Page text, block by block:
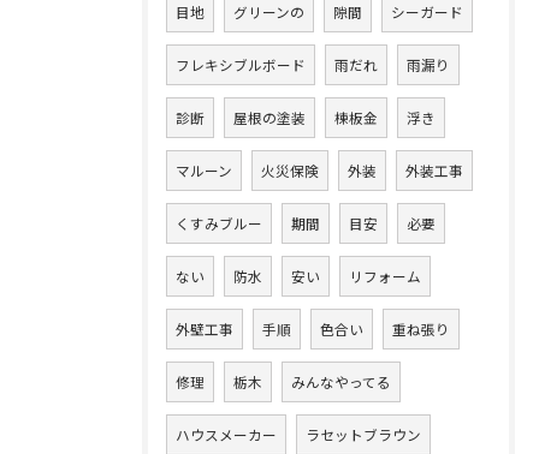
目地 グリーンの 隙間 シーガード
フレキシブルボード 雨だれ 雨漏り
診断 屋根の塗装 棟板金 浮き
マルーン 火災保険 外装 外装工事
くすみブルー 期間 目安 必要
ない 防水 安い リフォーム
外壁工事 手順 色合い 重ね張り
修理 栃木 みんなやってる
ハウスメーカー ラセットブラウン